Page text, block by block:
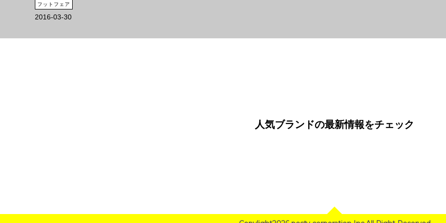
フットフェア
2016-03-30
人気ブランドの最新情報をチェック